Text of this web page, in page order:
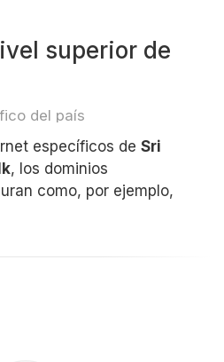
superior de
del país
específicos de Sri
, los dominios
como, por ejemplo,